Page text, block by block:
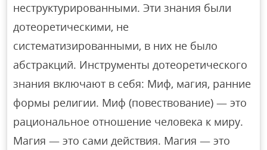
неструктурированными. Эти знания были
дотеоретическими, не
систематизированными, в них не было
абстракций. Инструменты дотеоретического
знания включают в себя: Миф, магия, ранние
формы религии. Миф (повествование) — это
рациональное отношение человека к миру.
Магия — это сами действия. Магия — это